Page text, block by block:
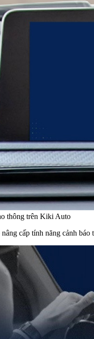
thông trên Kiki Auto
cấp tính năng cảnh